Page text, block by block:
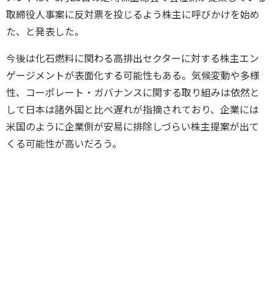
取締役人事案に反対票を投じるよう株主に呼びかけを始め
た、と発表した。
今後は化石燃料に関わる高排出セクターに対する株主エン
ゲージメントが表面化する可能性もある。気候変動や多様
性、コーポレート・ガバナンスに関する取り組みは依然と
して日本は諸外国と比べ遅れが指摘されており、企業には
米国のように企業側が安易に排除しづらい株主提案が出て
くる可能性が高いだろう。